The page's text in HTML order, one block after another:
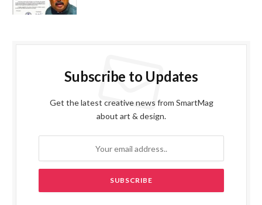
Subscribe to Updates
Get the latest creative news from SmartMag
about art & design.